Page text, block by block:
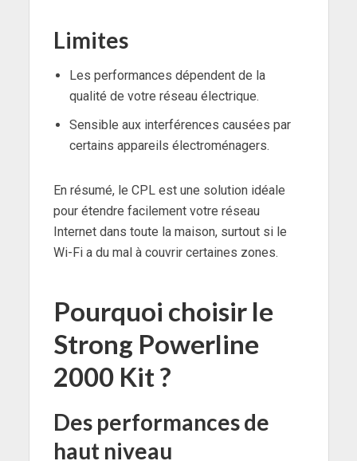
Limites
Les performances dépendent de la
qualité de votre réseau électrique.
Sensible aux interférences causées par
certains appareils électroménagers.
En résumé, le CPL est une solution idéale
pour étendre facilement votre réseau
Internet dans toute la maison, surtout si le
Wi-Fi a du mal à couvrir certaines zones.
Pourquoi choisir le
Strong Powerline
2000 Kit ?
Des performances de
haut niveau